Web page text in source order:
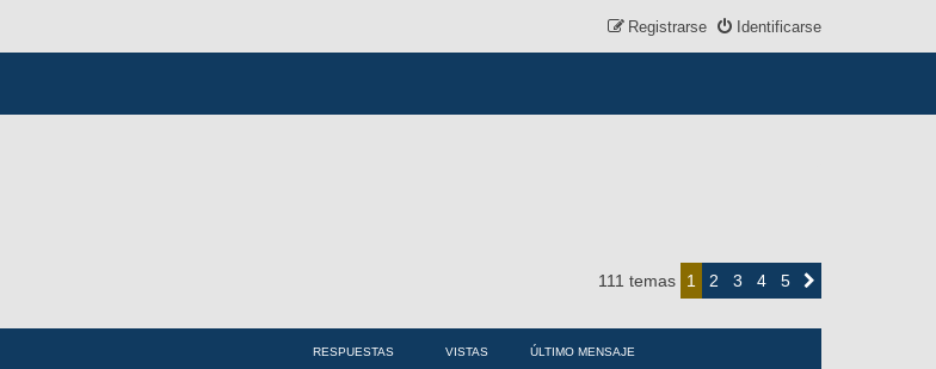
Identificarse
Registrarse
111 temas 1 2 3 4 5
Siguiente
RESPUESTAS VISTAS ÚLTIMO MENSAJE